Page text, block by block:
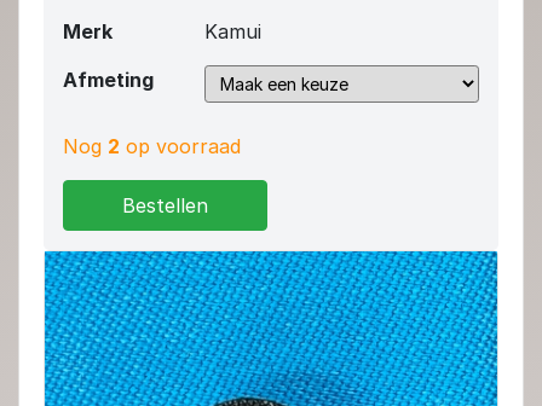
Merk
Kamui
Afmeting
Nog 2 op voorraad
Bestellen